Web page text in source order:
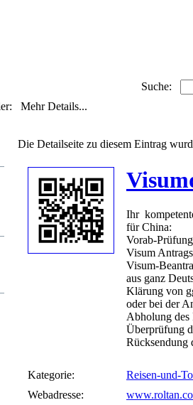
Suche:
Mehr Details...
Die Detailseite zu diesem Eintrag
Ihr
für China:
Vorab-
Visum
Visum-
aus ganz
Klärung von
oder bei der
Abholung des
Überprüfung
Rücksendung
Kategorie:
Reisen-und-
Webadresse: